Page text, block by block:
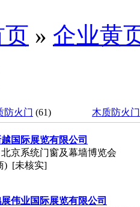
» 企业黄
防火门 (61) 木质防火门
国际展览有限公司
京系统门窗及幕墙博览会
) [未核实]
伟业国际展览有限公司